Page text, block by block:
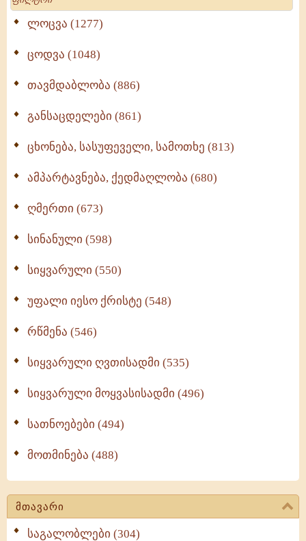
ლოცვა (1277)
ცოდვა (1048)
თავმდაბლობა (886)
განსაცდელები (861)
ცხონება, სასუფეველი, სამოთხე (813)
ამპარტავნება, ქედმაღლობა (680)
ღმერთი (673)
სინანული (598)
სიყვარული (550)
უფალი იესო ქრისტე (548)
რწმენა (546)
სიყვარული ღვთისადმი (535)
სიყვარული მოყვასისადმი (496)
სათნოებები (494)
მოთმინება (488)
მთავარი
საგალობლები (304)